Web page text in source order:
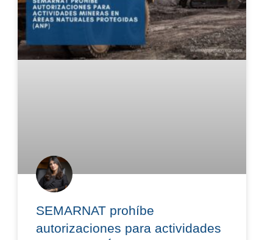
SEMARNAT prohíbe
autorizaciones para actividades